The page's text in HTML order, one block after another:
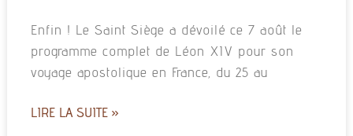
Enfin ! Le Saint Siège a dévoilé ce 7 août le
programme complet de Léon XIV pour son
voyage apostolique en France, du 25 au
LIRE LA SUITE »